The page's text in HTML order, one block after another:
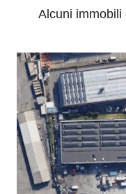
Alcuni immobili